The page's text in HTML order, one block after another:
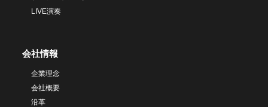
LIVE演奏
会社情報
企業理念
会社概要
沿革